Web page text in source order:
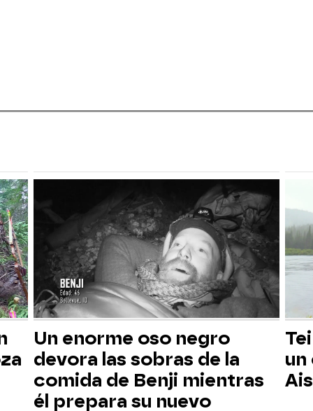
Un enorme oso negro
devora las sobras de la
comida de Benji mientras
él prepara su nuevo
un